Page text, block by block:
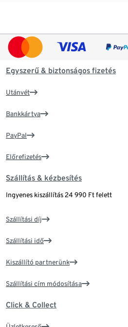
Egyszerű & biztonságos fizetés
Utánvét
Bankkártya
PayPal
Előrefizetés
Szállítás & kézbesítés
Ingyenes kiszállítás 24 990 Ft felett
Szállítási díj
Szállítási idő
Kiszállító partnerünk
Szállítási cím módosítása
Click & Collect